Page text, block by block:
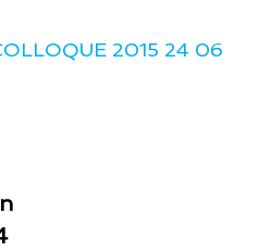
2015 24 06
: